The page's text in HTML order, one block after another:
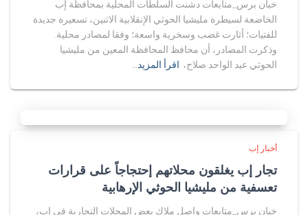
خبان برس_متابعات دشنت السلطات المحلية بمحافظة إب
الخاضعة لسيطرة مليشيا الحوثي الإنقلابية الاثنين، تسعيرة جديدة
للفتيات؛ أثارت غضب وسخرية واسعة؛ وفقا لمصادر محلية.
وذكرت المصادر، أن محافظ المحافظة المعين من مليشيا
الحوثي عبد الواحد صلاح، اقرأ المزيد…
أخبار إب
تجار إب يغلقون محلاتهم إحتجاجاً على قرارات
تعسفية من مليشيا الحوثي الإرهابية
خبان برس_متابعات واصل ملاك بعض المحلات التجارية في إب،